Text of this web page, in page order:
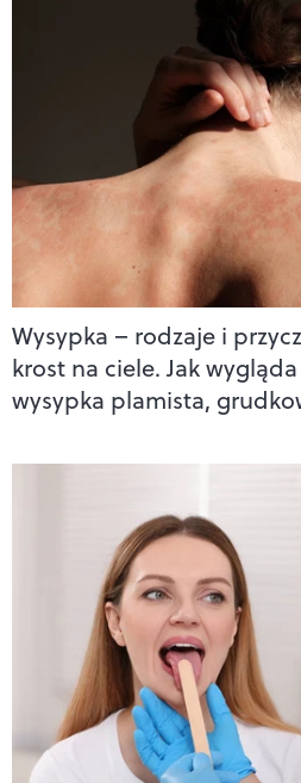
Wysypka – rodzaje i
krost na ciele. Jak
wysypka plamista,